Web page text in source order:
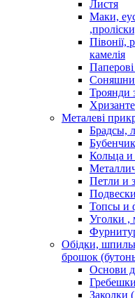
Листя
Маки,
Півонії,
камелія
Паперові
Троянди
Металеві
Брадсы,
Кольца и
Петли и
Подвески
Топсы и
Уголки ,
Обідки,
брошок
Основи
Заколки